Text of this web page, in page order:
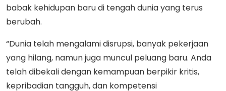
babak kehidupan baru di tengah dunia yang terus
berubah.
“Dunia telah mengalami disrupsi, banyak pekerjaan
yang hilang, namun juga muncul peluang baru. Anda
telah dibekali dengan kemampuan berpikir kritis,
kepribadian tangguh, dan kompetensi